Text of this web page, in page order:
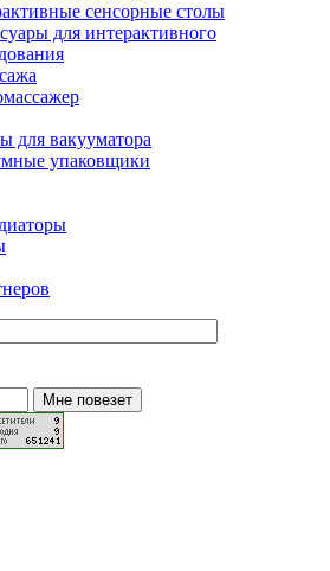
сенсорные столы
для интерактивного
для вакууматора
упаковщики